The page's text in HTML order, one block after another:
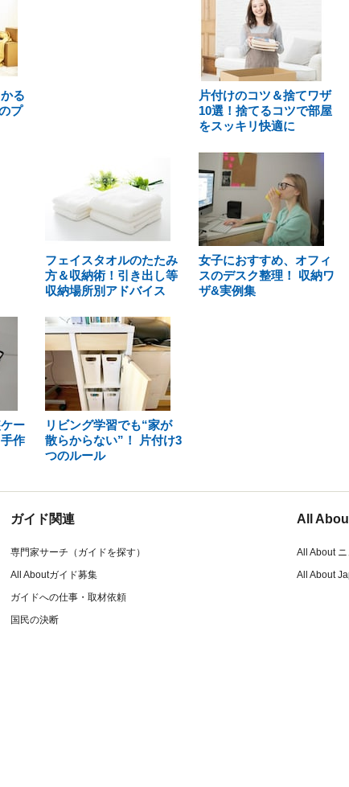
る
プ
片付けのコツ＆捨てワザ
10選！捨てるコツで部屋
をスッキリ快適に
フェイスタオルのたたみ
方＆収納術！引き出し等
収納場所別アドバイス
女子におすすめ、オフィ
スのデスク整理！ 収納ワ
ザ&実例集
ー
作
リビング学習でも“家が
散らからない”！ 片付け3
つのルール
ガイド関連
専門家サーチ（ガイドを探す）
All Aboutガイド募集
ガイドへの仕事・取材依頼
国民の決断
All
All About
All About